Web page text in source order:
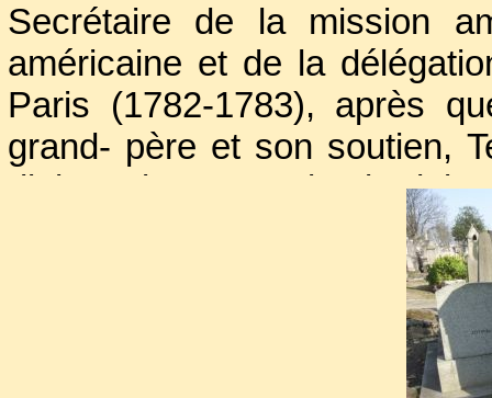
Secrétaire de la mission
américaine et de la
Paris (1782-1783), après
grand- père et son soutien,
diplomatique. Benjamin
fabuleux potentiel de
représentaient à ce
dans ce tout nouveau pays.
étrangère attaquait les